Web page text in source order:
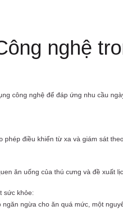
nghệ
công nghệ để đáp ứng nhu cầu
phép điều khiển từ xa và giám sát
ăn uống của thú cưng và đề xuất
sức khỏe:
ngừa cho ăn quá mức, một